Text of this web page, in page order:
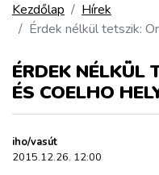
VASÚT
KÖZÚT
REPÜLÉS
Kezdőlap
Hírek
Érdek nélkül tetszik:
ÉRDEK NÉLKÜL
ÉS COELHO
iho/vasút
2015.12.26. 12:00